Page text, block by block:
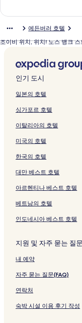
페
이
를
여
는
링
크
C
y
C
e
n
t
r
페
지
를
여
는
크
는
링
크
이
지
를
는
링
크
지
를
여
링
크
g
h
G
a
s
s
m
r
e
t
페
이
를
는
크
h
C
R
o
s
e
S
t
e
t
페
이
지
여
링
는
링
크
W
e
l
e
y
페
지
여
는
링
크
이
지
를
는
링
크
E
d
n
b
u
r
g
h
H
s
t
e
l
이
를
는
크
g
페
이
지
를
여
는
크
H
o
s
e
페
이
지
를
는
크
는
링
크
n
페
이
지
를
여
는
크
s
o
u
s
e
페
이
를
는
링
크
u
h
R
o
y
a
페
지
를
여
는
크
페
이
를
여
는
링
크
g
h
e
n
t
r
e
S
u
h
B
r
i
g
-
o
a
M
l
페
이
지
n
d
-
S
t
.
n
r
e
w
S
u
r
A
a
t
e
t
s
페
u
d
n
H
o
l
y
o
d
-
C
a
p
s
c
o
m
m
d
t
i
o
S
d
e
n
t
M
u
a
o
-
C
a
p
s
c
o
m
m
d
t
i
o
o
n
y
H
i
l
t
o
E
i
n
b
u
g
W
s
E
n
d
이
를
여
는
에든버러 호텔
조이비 위치, 위치! 노스 뱅크
인기 도시
일본의 호텔
싱가포르 호텔
이탈리아의 호텔
미국의 호텔
한국의 호텔
대만 베스트 호텔
아르헨티나 베스트 호텔
베트남의 호텔
인도네시아 베스트 호텔
지원 및 자주 묻는 질문
내 예약
자주 묻는 질문(FAQ)
연락처
숙박 시설 이용 후기 작성